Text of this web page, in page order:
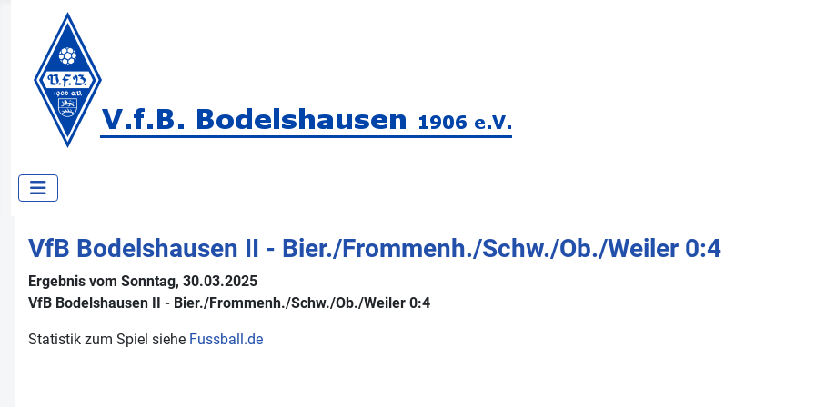
VfB Bodelshausen II - Bier./​Frommenh./​Schw./​Ob./​Weiler 0:4
Ergebnis vom Sonntag, 30.03.2025
VfB Bodelshausen II - Bier./​Frommenh./​Schw./​Ob./​Weiler 0:4
Statistik zum Spiel siehe Fussball.de